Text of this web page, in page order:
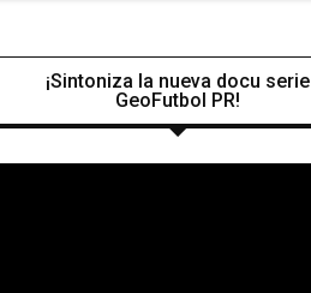
¡Sintoniza la nueva docu serie
GeoFutbol PR!